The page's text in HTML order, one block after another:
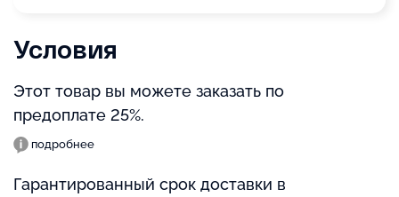
Условия
Этот товар вы можете заказать по
предоплате 25%.
подробнее
Гарантированный срок доставки в